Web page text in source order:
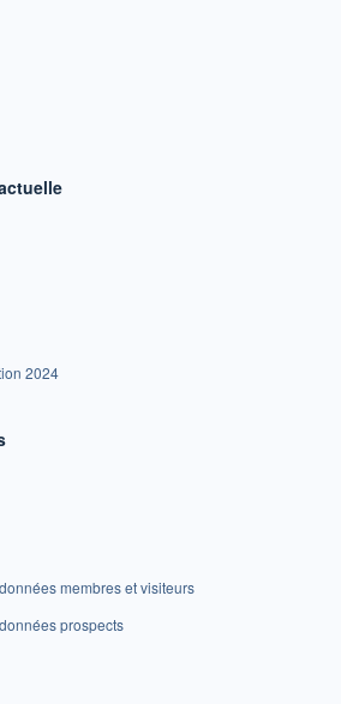
2024
membres et visiteurs
prospects